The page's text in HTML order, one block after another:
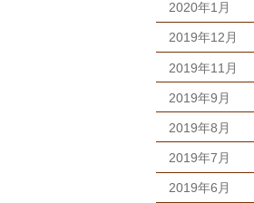
2020年1月
2019年12月
2019年11月
2019年9月
2019年8月
2019年7月
2019年6月